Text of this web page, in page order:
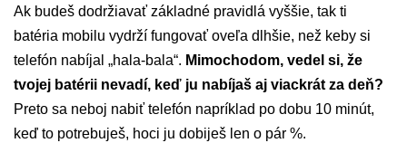
Ak budeš dodržiavať základné pravidlá vyššie, tak ti
batéria mobilu vydrží fungovať oveľa dlhšie, než keby si
telefón nabíjal „hala-bala“. Mimochodom, vedel si, že
tvojej batérii nevadí, keď ju nabíjaš aj viackrát za deň?
Preto sa neboj nabiť telefón napríklad po dobu 10 minút,
keď to potrebuješ, hoci ju dobiješ len o pár %.